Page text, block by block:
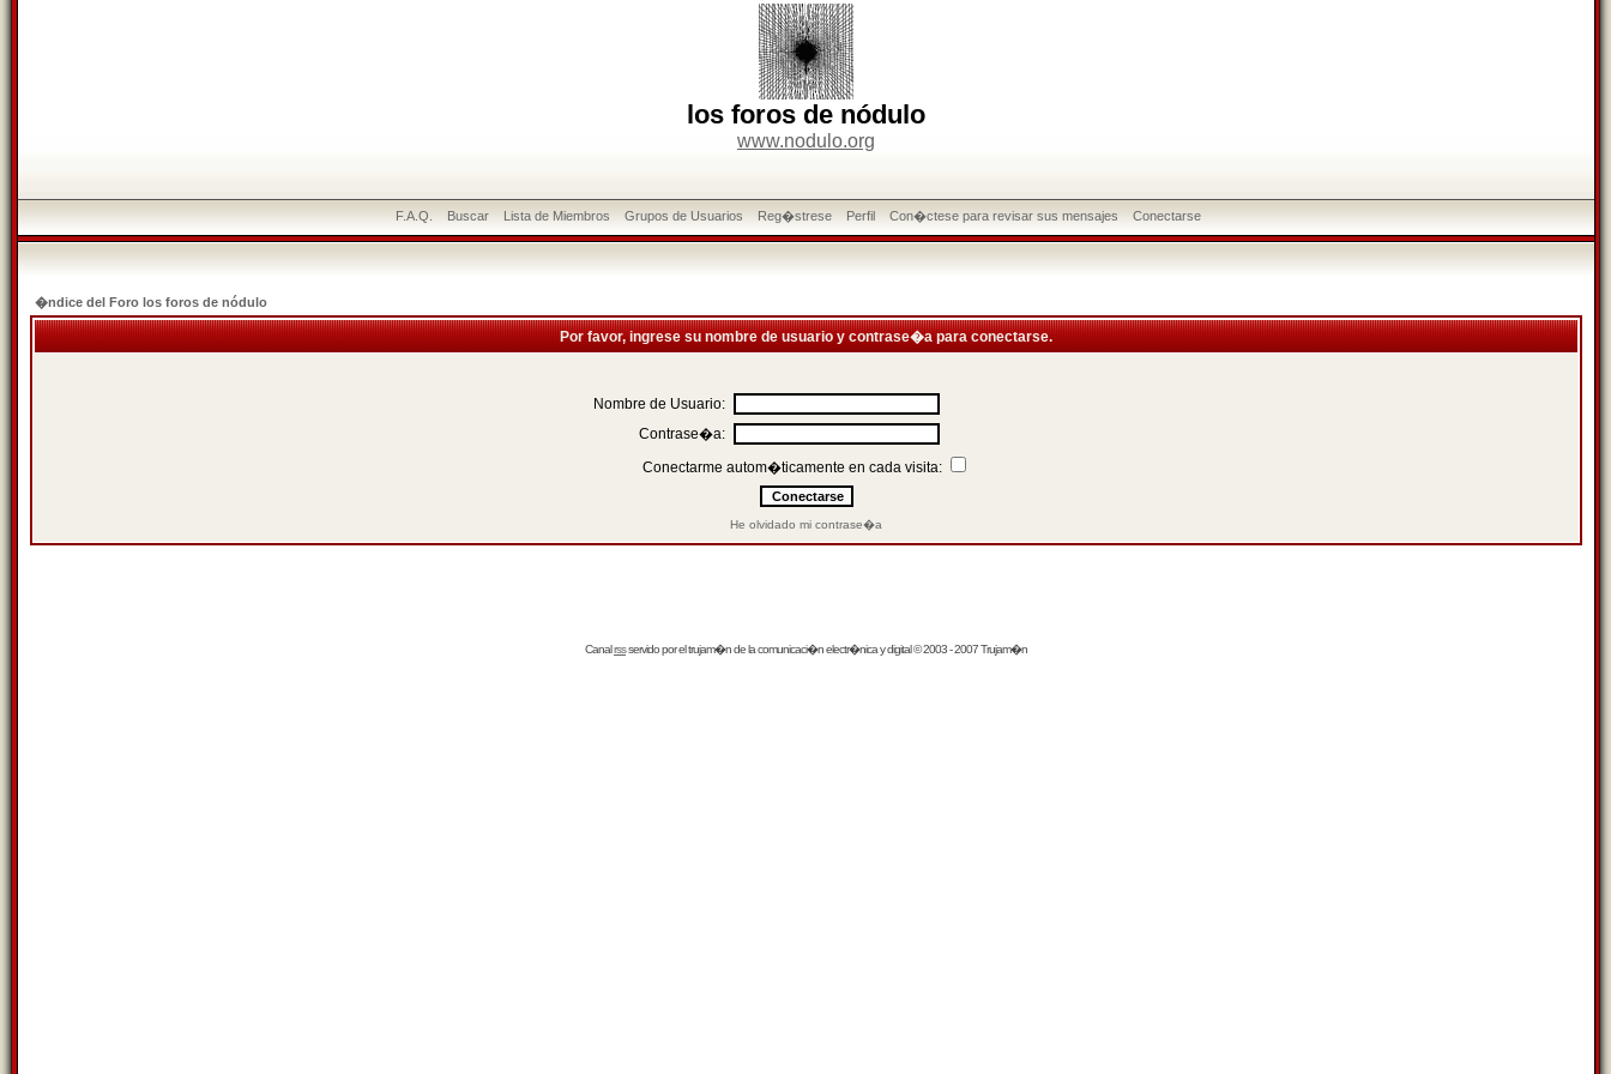
los foros de nódulo
www.nodulo.org
F.A.Q. Buscar Lista de Miembros Grupos de Usuarios Reg�strese Perfil Con�ctese para revisar sus mensajes Conectarse
�ndice del Foro los foros de nódulo
Por favor, ingrese su nombre de usuario y contrase�a para conectarse.
Nombre de Usuario:
Contrase�a:
Conectarme autom�ticamente en cada visita:
He olvidado mi contrase�a
Canalrssservido por eltrujam�nde la comunicaci�n electr�nica y digital © 2003 - 2007 Trujam�n